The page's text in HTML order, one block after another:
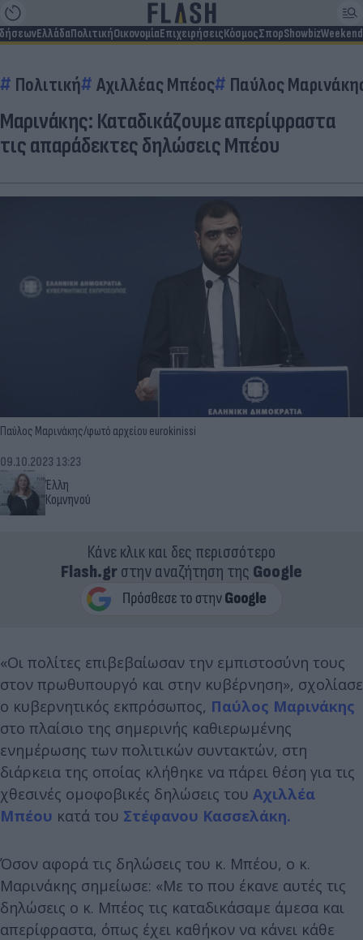
ΕλλάδαΠολιτικήΟικονομίαΕπιχειρήσειςΚόσμοςΣπορShowbizWeekend
Πολιτική Αχιλλέας Μπέος Παύλος
Μαρινάκης: Καταδικάζουμε απερίφραστα
τις απαράδεκτες δηλώσεις Μπέου
Παύλος Μαρινάκης/φωτό αρχείου eurokinissi
Έλλη
Κομνηνού
09.10.2023 13:23
Κάνε κλικ και δες περισσότερο
Flash.grστην αναζήτηση της Google
«Οι πολίτες επιβεβαίωσαν την εμπιστοσύνη τους
στον πρωθυπουργό και στην κυβέρνηση», σχολίασε
ο κυβερνητικός εκπρόσωπος, Παύλος Μαρινάκης
στο πλαίσιο της σημερινής καθιερωμένης
ενημέρωσης των πολιτικών συντακτών, στη
διάρκεια της οποίας κλήθηκε να πάρει θέση για τις
χθεσινές ομοφοβικές δηλώσεις του Αχιλλέα
Μπέου κατά του Στέφανου Κασσελάκη.
Όσον αφορά τις δηλώσεις του κ. Μπέου, ο κ.
Μαρινάκης σημείωσε: «Με το που έκανε αυτές τις
δηλώσεις ο κ. Μπέος τις καταδικάσαμε άμεσα και
απερίφραστα, όπως έχει καθήκον να κάνει κάθε